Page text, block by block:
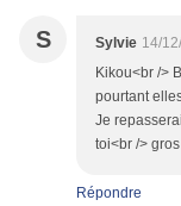
S Sylvie 14/
Kikou<br />
pourtant
Je
toi<br />
Répondre